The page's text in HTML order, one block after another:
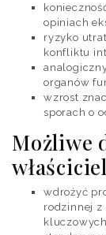
opiniach
ryzyko
konfliktu
organów
wzrost
sporach o
Możliwe
wdrożyć
rodzinnej z